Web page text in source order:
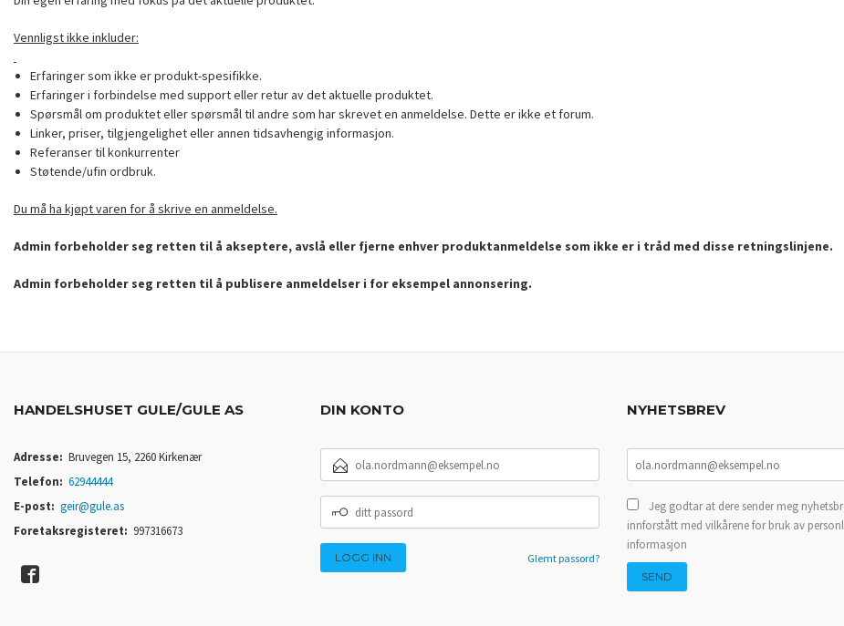
Vennligst ikke inkluder:
Erfaringer som ikke er produkt-spesifikke.
Erfaringer i forbindelse med support eller retur av det aktuelle produktet.
Spørsmål om produktet eller spørsmål til andre som har skrevet en anmeldelse. Dette er ikke et forum.
Linker, priser, tilgjengelighet eller annen tidsavhengig informasjon.
Referanser til konkurrenter
Støtende/ufin ordbruk.
Du må ha kjøpt varen for å skrive en anmeldelse.
Admin forbeholder seg retten til å akseptere, avslå eller fjerne enhver produktanmeldelse som ikke er i tråd med disse retningslinjene.
Admin forbeholder seg retten til å publisere anmeldelser i for eksempel annonsering.
HANDELSHUSET GULE/GULE AS
Adresse: Bruvegen 15, 2260 Kirkenær
Telefon: 62944444
E-post: geir@gule.as
Foretaksregisteret: 997316673
DIN KONTO
POSTADRESSE
PASSORD
Glemt passord?
NYHETSBREV
Jeg godtar at dere sender meg
innforstått med vilkårene for bruk av
informasjon